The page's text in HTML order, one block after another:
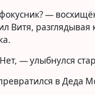
—
Витя, разглядывая
— улыбнулся
в Деда